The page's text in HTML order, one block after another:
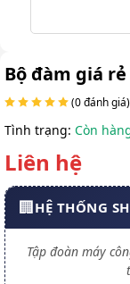
Bộ đàm giá rẻ
(0 đánh giá)
Tình trạng: Còn
Liên hệ
🏢HỆ THỐNG
Tập đoàn máy